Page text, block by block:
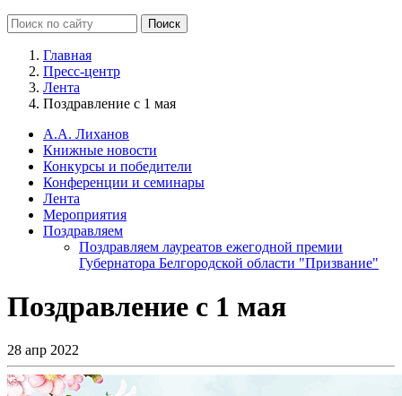
Главная
Пресс-центр
Лента
Поздравление с 1 мая
А.А. Лиханов
Книжные новости
Конкурсы и победители
Конференции и семинары
Лента
Мероприятия
Поздравляем
Поздравляем лауреатов ежегодной премии
Губернатора Белгородской области "Призвание"
Поздравление с 1 мая
28 апр 2022